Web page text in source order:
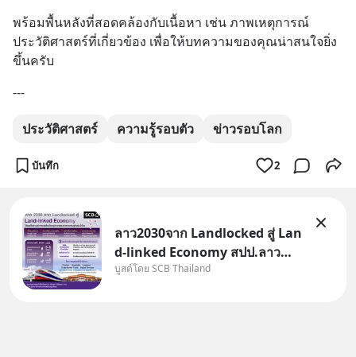
พร้อมพื้นหลังที่สอดคล้องกับเนื้อหา เช่น ภาพเหตุการณ์
ประวัติศาสตร์ที่เกี่ยวข้อง เพื่อให้บทความของคุณน่าสนใจยิ่ง
ขึ้นครับ
---
ประวัติศาสตร์ ความรู้รอบตัว ข่าวรอบโลก
บันทึก 2
ลาว2030จาก Landlocked สู่ Lan
d-linked Economy สปป.ลาว
กำลังเปลี่ยนบทบาทจาก “ประเทศ
บูสต์โดย SCB Thailand